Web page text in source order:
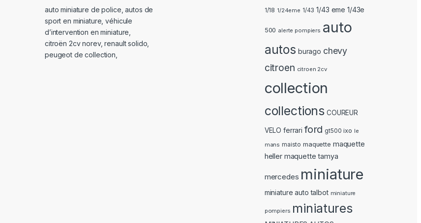
auto miniature de police ,autos de
sport en miniature ,véhicule
d’intervention en miniature
citroën 2cv norev,renault solido
peugeot de collection
1/18 1/24eme 1/43 1/43 eme 1/43e
500 alerte pompiers auto
autos burago chevy
citroen citroen 2cv
collection
collections COUREUR
VELO ferrari ford gt500 ixo le
mans maisto maquette maquette
heller maquette tamya
mercedes miniature
miniature auto talbot miniature
pompiers miniatures